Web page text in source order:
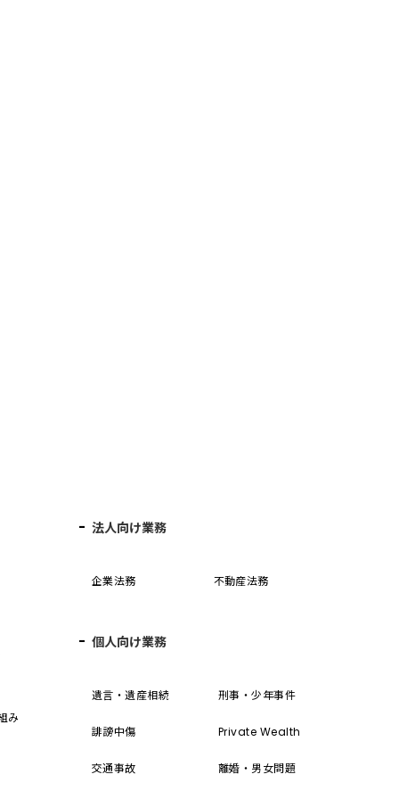
み
法人向け業務
企業法務 不動産法務
個人向け業務
遺言・遺産相続 刑事・少年事件
誹謗中傷 Private Wealth
交通事故 離婚・男女問題